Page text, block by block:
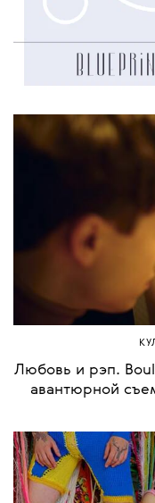
Любовь и рэп.
авантюрной